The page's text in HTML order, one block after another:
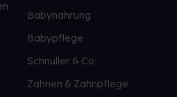
Babynahrung
Babypflege
Schnuller & Co.
Zahnen & Zahnpflege